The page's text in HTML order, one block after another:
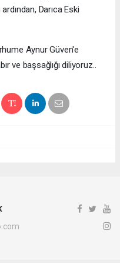
Darıca Eski
Aynur Güven'e
ve başsağlığı diliyoruz..